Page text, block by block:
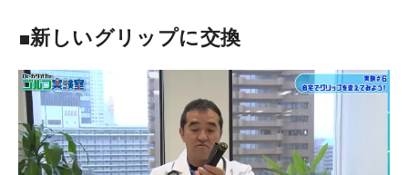
■新しいグリップに交換